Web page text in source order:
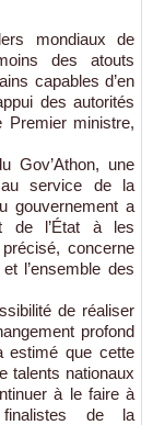
mondiaux de
des atouts
capables d’en
des autorités
Premier ministre,
Gov’Athon, une
au service de la
gouvernement a
de l’État à les
concerne
l’ensemble des
de réaliser
profond
estimé que cette
talents nationaux
à le faire à
finalistes de la